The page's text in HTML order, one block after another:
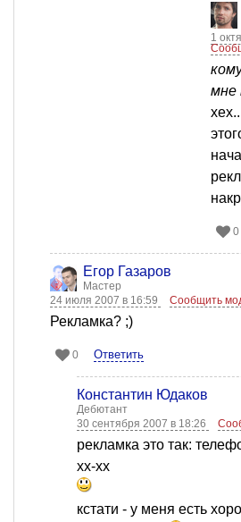
1
мне
0
Егор Газаров
Мастер
24 июля 2007 в 16:59
Сообщить
Рекламка? ;)
0 Ответить
Константин Юдаков
Дебютант
30 сентября 2007 в 18:26
рекламка это так:
хх-хх
кстати - у меня есть